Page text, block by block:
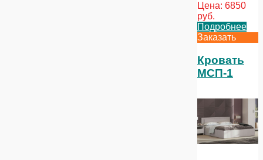
Цена: 6850
руб.
Подробнее
Заказать
Кровать
МСП-1